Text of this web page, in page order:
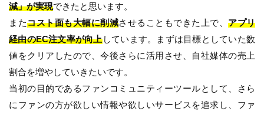
減」が実現できたと思います。
またコスト面も大幅に削減させることもできた上で、 アプリ
経由のEC注文率が向上しています。まずは目標としていた数
値をクリアしたので、今後さらに活用させ、自社媒体の売上
割合を増やしていきたいです。
当初の目的であるファンコミュニティーツールとして、さら
にファンの方が欲しい情報や欲しいサービスを追求し、ファ